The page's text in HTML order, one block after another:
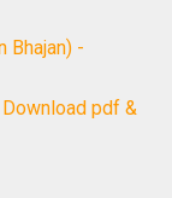
Bhajan) -
Download pdf &